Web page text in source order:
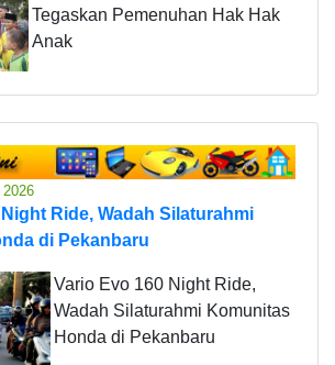
Tegaskan Pemenuhan Hak Hak
Anak
Ride, Wadah Silaturahmi
di Pekanbaru
Vario Evo 160 Night Ride,
Wadah Silaturahmi Komunitas
Honda di Pekanbaru